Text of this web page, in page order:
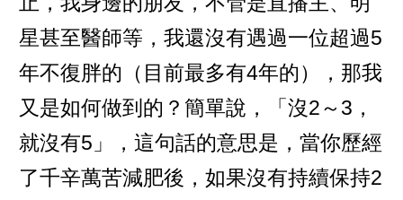
星甚至醫師等，我還沒有遇過一位超過5
年不復胖的（目前最多有4年的），那我
又是如何做到的？簡單說，「沒2～3，
就沒有5」，這句話的意思是，當你歷經
了千辛萬苦減肥後，如果沒有持續保持2